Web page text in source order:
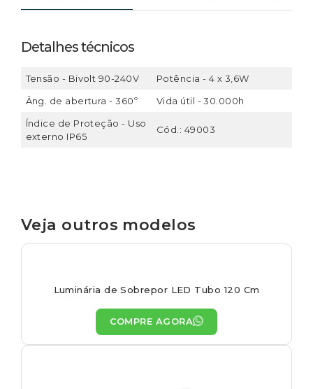
Detalhes técnicos
Tensão - Bivolt 90-240V
Potência - 4 x 3,6W
Âng. de abertura - 360º
Vida útil - 30.000h
Índice de Proteção - Uso
externo IP65
Cód.: 49003
Veja outros modelos
Luminária de Sobrepor LED Tubo 120 Cm
COMPRE AGORA